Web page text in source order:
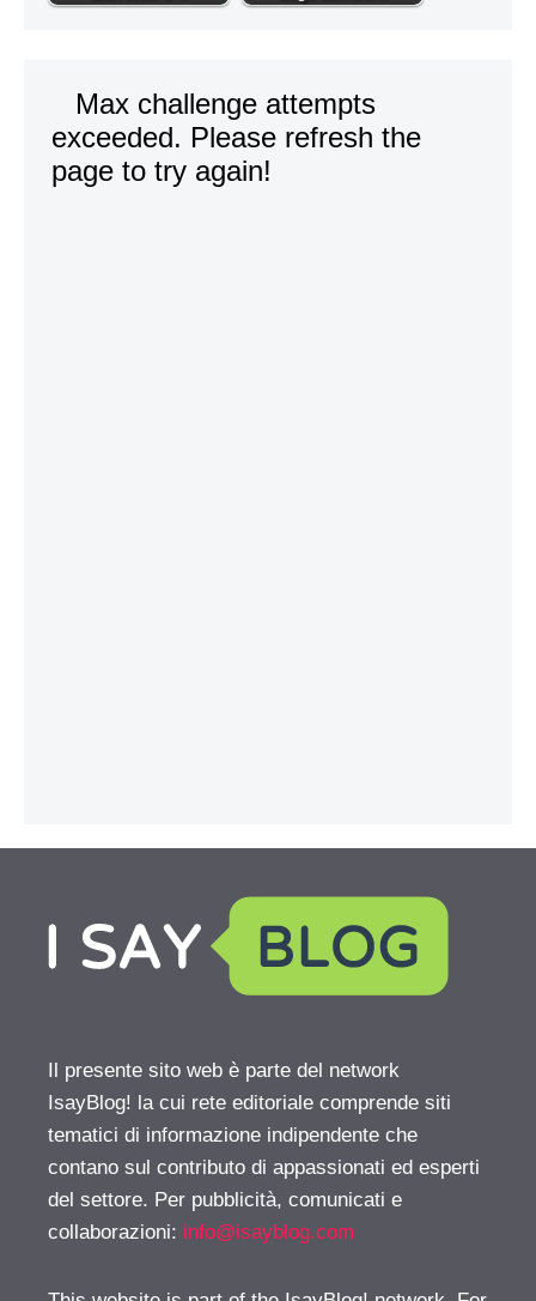
Il presente sito web è parte del network
IsayBlog! la cui rete editoriale comprende siti
tematici di informazione indipendente che
contano sul contributo di appassionati ed esperti
del settore. Per pubblicità, comunicati e
collaborazioni: info@isayblog.com